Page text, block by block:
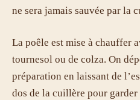
ne sera jamais sauvée par la
La poêle est mise à chauffer
tournesol ou de colza. On
préparation en laissant de
dos de la cuillère pour